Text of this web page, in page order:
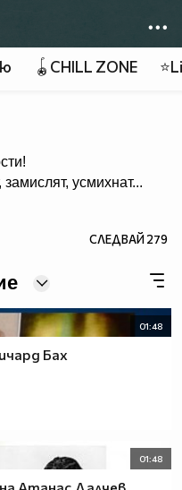
🪀CHILL ZONE
усмихнат...
СЛЕДВАЙ279
01:48
Бах
01:48
Атанас Далчев